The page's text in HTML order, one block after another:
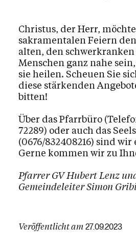
Christus, der Herr,
sakramentalen Feiern
alten, den
Menschen ganz nahe
sie heilen. Scheuen Sie
diese stärkenden
bitten!
Über das Pfarrbüro
72289) oder auch das
(0676/832408216) sind wir
Gerne kommen wir zu
Pfarrer GV Hubert Lenz
Gemeindeleiter Simon
Veröffentlicht am 27.09.2023